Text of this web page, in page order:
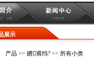
展示
产品>> 鐨甫绉?>> 所有小类